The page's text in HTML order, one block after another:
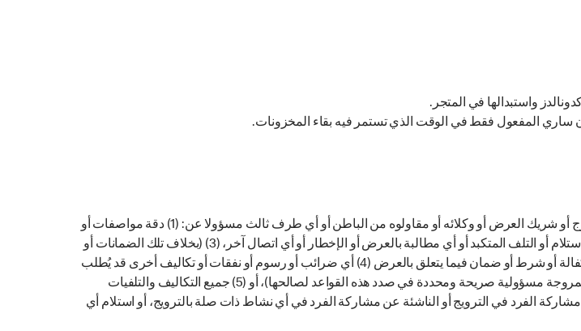
واستبدالها في المتجر.
ساري المفعول فقط في الوقت الذي تستمر فیه بقاء المخزونات.
وصولًا إلى أقصى حد يسمح به القانون المعمول به (ولكن ليس خلاف ذلك)، لن يكون المروج أو شريك العرض أو وكلائه أو مقاولوه من الباطن أو أي طرف ثالث مسؤولا عن: (1) دقة مواصفات أو
إيضاحات العرض أو خلاف ذلك (2) عدم توافر أو فقدان أو اعتراض أو التدخل في أو تأخر الاستلام أو التلف المتكبد أو أي مطالبة بالعرض أو الإخطار أو أي اتصال آخر، (3) (بخلاف تلك الضمانات أو
الشروط التي يتضمنها القانون والتي لا يمكن استبعادها من قبل المروج) فإن أي تمثیل أو كفالة أو شرط أو ضمان فیما یتعلق بالعرض (4) أي ضرائب أو رسوم أو نفقات أو تکالیف أخرى قد یُطلب
من المشارکین دفعها في أي وقت فیما یتعلق بالعروض (إلى الحد الذي تتحمل فيه الجهة المروجة مسؤولية صريحة ومحددة في صدد هذه القواعد لصالحها)، أو (5) جميع التكاليف والتلفيات
الفرد في الترويج أو الناشئة عن مشاركة الفرد في أي نشاط ذات صلة بالترويج، أو استلام أي